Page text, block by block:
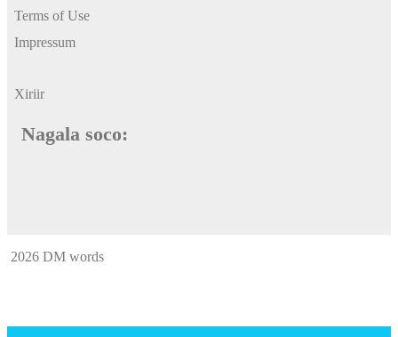
Terms of Use
Impressum
Xiriir
Nagala soco:
2026 DM words